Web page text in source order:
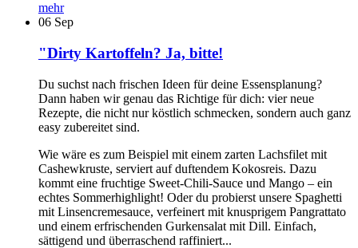
mehr
06 Sep
"Dirty Kartoffeln? Ja, bitte!
Du suchst nach frischen Ideen für deine Essensplanung?
Dann haben wir genau das Richtige für dich: vier neue
Rezepte, die nicht nur köstlich schmecken, sondern auch ganz
easy zubereitet sind.
Wie wäre es zum Beispiel mit einem zarten Lachsfilet mit
Cashewkruste, serviert auf duftendem Kokosreis. Dazu
kommt eine fruchtige Sweet-Chili-Sauce und Mango – ein
echtes Sommerhighlight! Oder du probierst unsere Spaghetti
mit Linsencremesauce, verfeinert mit knusprigem Pangrattato
und einem erfrischenden Gurkensalat mit Dill. Einfach,
sättigend und überraschend raffiniert...